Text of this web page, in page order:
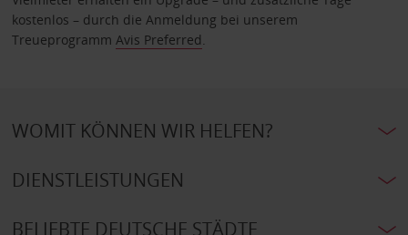
kostenlos – durch die Anmeldung bei unserem
Treueprogramm Avis Preferred
WOMIT KÖNNEN WIR HELFEN?
DIENSTLEISTUNGEN
BELIEBTE DEUTSCHE STÄDTE